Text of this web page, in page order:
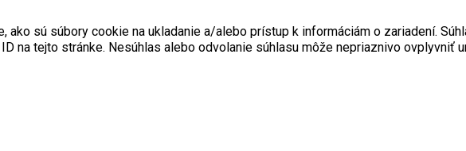
sú súbory cookie na ukladanie a/alebo prístup k informáciám o zariadení.
na tejto stránke. Nesúhlas alebo odvolanie súhlasu môže nepriaznivo ovplyvniť